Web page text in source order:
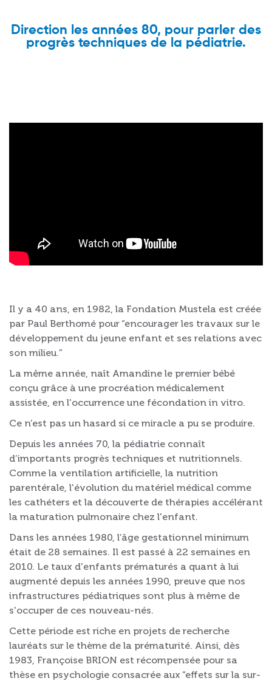
Direction les années 80, pour parler des
progrès techniques de la pédiatrie.
Il y a 40 ans, en 1982, la Fondation Mustela est créée
par Paul Berthomé pour “encourager les travaux sur le
développement du jeune enfant et ses relations avec
son milieu.”
La même année, naît Amandine le premier bébé
conçu grâce à une procréation médicalement
assistée, en l'occurrence une fécondation in vitro.
Ce n’est pas un hasard si ce miracle a pu se produire.
Depuis les années 70, la pédiatrie connaît
d’importants progrès techniques et nutritionnels.
Comme la ventilation artificielle, la nutrition
parentérale, l'évolution du matériel médical comme
les cathéters et la découverte de thérapies accélérant
la maturation pulmonaire chez l'enfant.
Dans les années 1980, l’âge gestationnel minimum
était de 28 semaines. Il est passé à 22 semaines en
2010. Le taux d'enfants prématurés a quant à lui
augmenté depuis les années 1990, preuve que nos
infrastructures pédiatriques sont plus à même de
s'occuper de ces nouveau-nés.
Cette période est riche en projets de recherche
lauréats sur le thème de la prématurité. Ainsi, dès
1983, Françoise BRION est récompensée pour sa
thèse en psychologie consacrée aux “effets sur la sur-